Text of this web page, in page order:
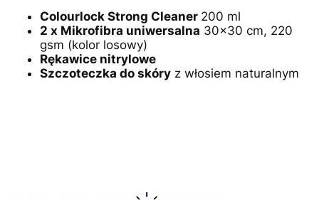
Colourlock Strong Cleaner 200 ml
2 x Mikrofibra uniwersalna 30x30 cm, 220
gsm (kolor losowy)
Rękawice nitrylowe
Szczoteczka do skóry z włosiem naturalnym